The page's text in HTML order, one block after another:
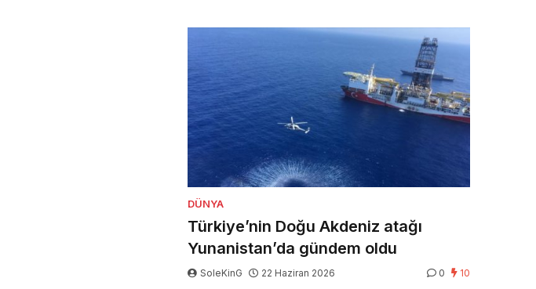
DÜNYA
Türkiye’nin Doğu Akdeniz atağı
Yunanistan’da gündem oldu
SoleKinG 22 Haziran 2026 0 10